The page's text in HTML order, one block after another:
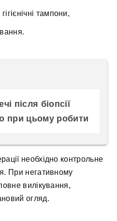
тампони,
після біопсії
при цьому робити
необхідно контрольне
При негативному
вилікування,
огляд.